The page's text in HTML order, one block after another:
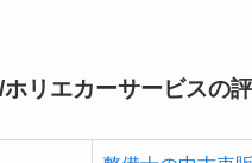
リエカーサービスの